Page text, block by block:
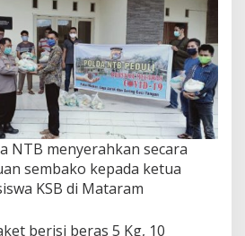
NTB menyerahkan secara
sembako kepada ketua
KSB di Mataram
berisi beras 5 Kg, 10